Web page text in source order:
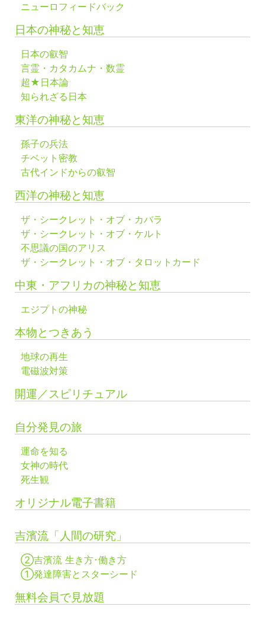
ニューロフィードバック
日本の神秘と知恵
日本の叡智
言霊・カタカムナ・数霊
超★日本論
知られざる日本
東洋の神秘と知恵
孫子の兵法
チベット密教
古代インドからの叡智
西洋の神秘と知恵
ザ・シークレット・オブ・カバラ
ザ・シークレット・オブ・ケルト
不思議の国のアリス
ザ・シークレット・オブ・タロットカード
中東・アフリカの神秘と知恵
エジプトの神秘
本物とつきあう
地球の再生
電磁波対策
開運／スピリチュアル
自分発見の旅
運命を知る
女神の時代
死生観
オリジナル電子書籍
吉濱流「人間の研究」
②吉濱流 生き方･働き方
①発達障害とスターシード
無料会員で見放題